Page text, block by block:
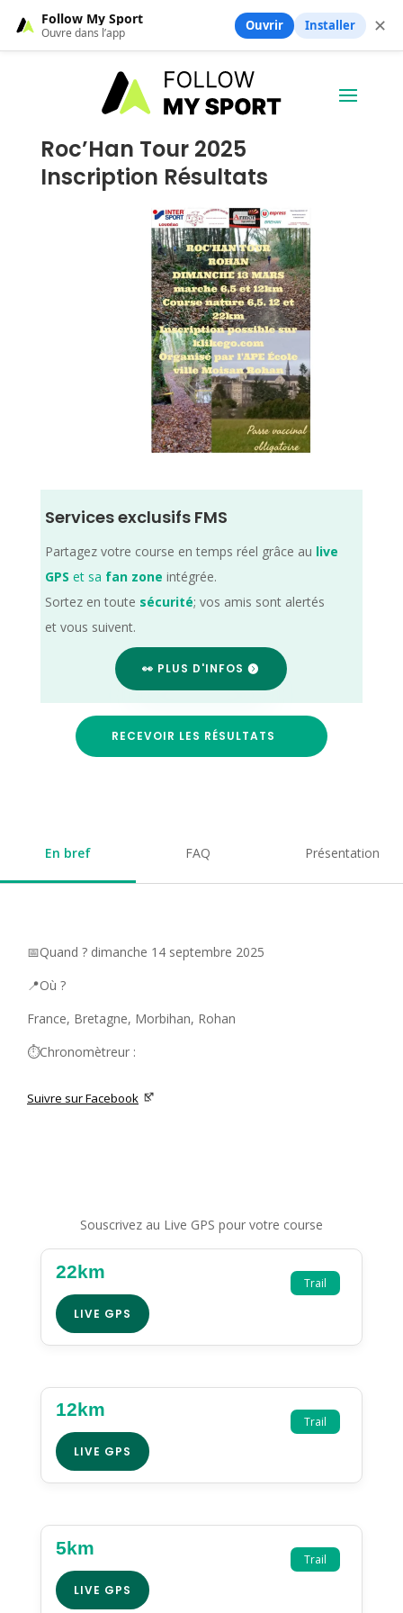
Roc’Han Tour 2025
Inscription Résultats
Services exclusifs FMS
Partagez votre course en temps réel grâce au live
GPS et sa fan zone intégrée.
Sortez en toute sécurité; vos amis sont alertés
et vous suivent.
👀 PLUS D'INFOS
RECEVOIR LES RÉSULTATS
En bref FAQ Présentation
📅Quand ? dimanche 14 septembre 2025
📍Où ?
France, Bretagne, Morbihan, Rohan
⏱️Chronomètreur :
Suivre sur Facebook
Souscrivez au Live GPS pour votre course
Trail
22km
LIVE GPS
Trail
12km
LIVE GPS
Trail
5km
LIVE GPS
Follow My Sport
Ouvre dans l’app Ouvrir Installer ✕